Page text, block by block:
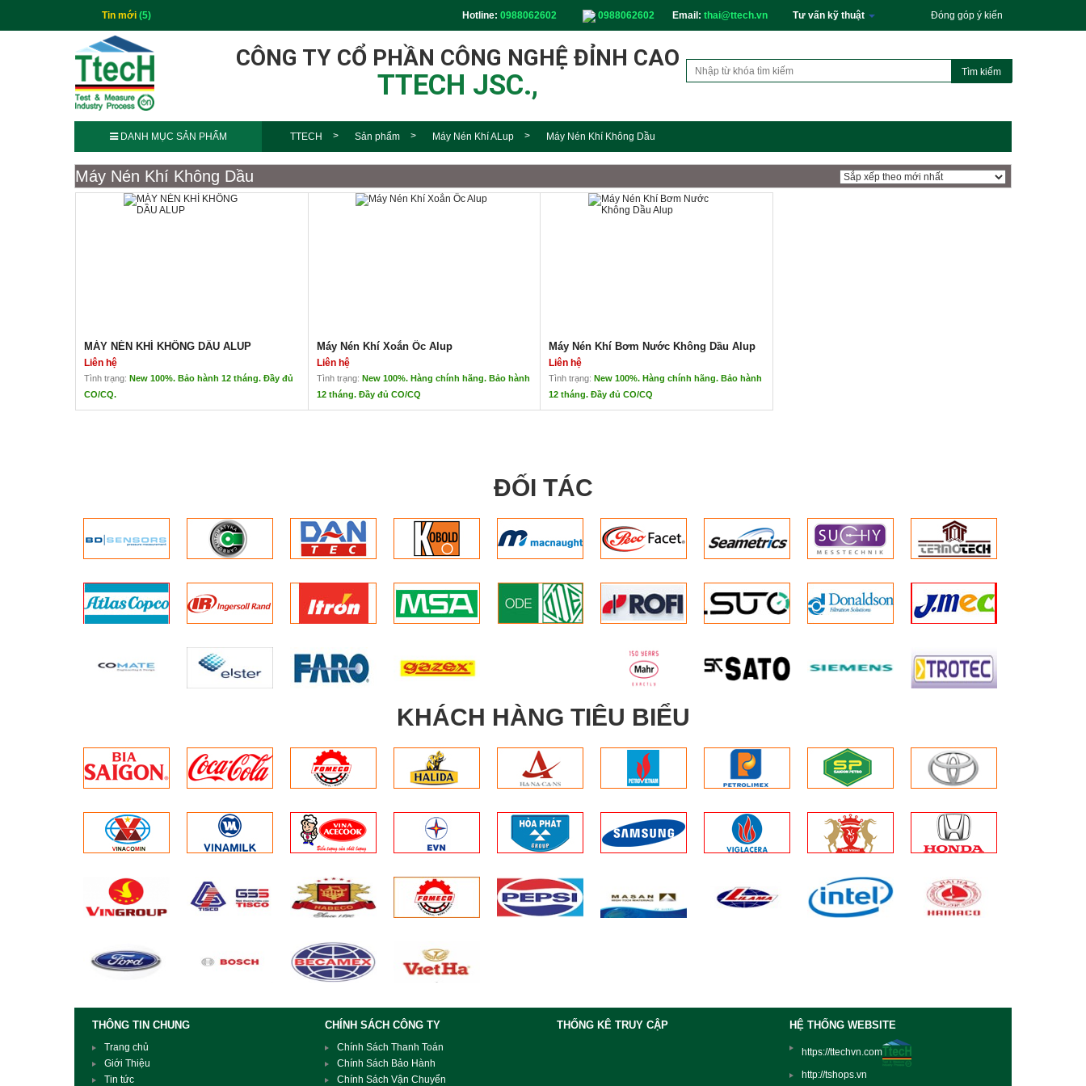
Tin mới (5) Hotline: 0988062602 0988062602 Email: thai@ttech.vn Tư vấn kỹ thuật Đóng góp ý kiến
CÔNG TY CỔ PHẦN CÔNG NGHỆ ĐỈNH CAO
TTECH JSC.,
DANH MỤC SẢN PHẨM TTECH Sản phẩm Máy Nén Khí ALup Máy Nén Khí Không Dầu
Máy Nén Khí Không Dầu
MÁY NÉN KHÍ KHÔNG DẦU ALUP
Liên hệ
Tình trạng: New 100%. Bảo hành 12 tháng. Đầy đủ
CO/CQ.
C điểm sương.
Không cần hệ thống lọc để loại bỏ
dầu dư trong toàn bộ mạng lưới khí
nén.
Có thể chọn tán âm thanh làm tùy
chọn để đảm bảo hoạt động im
lặng hơn.
Chất lượng và độ tin cậy tối thượng
Đảm bảo tuổi thọ vận hành lâu dài
với các can thiệp dịch vụ tối thiểu.
Không cần thay dầu và chi phí liên
quan đến quản lý chất thải dầu.
Máy Nén Khí Xoắn Ốc Alup
Liên hệ
Tình trạng: New 100%. Hàng chính hãng. Bảo hành
12 tháng. Đầy đủ CO/CQ
Tiêu chuẩn: level 0( Tiêu chuẩn cao nhất)
trường đại học, ứng dụng nha khoa, thực phẩm và
đồ uống.
Áp suất lên đến 10 bar.
Đầu ra từ: – 6,8 đến 147 m³ / h.
– 1,9 đến 40,8 l / s.
Mức âm thanh thấp tới 53 dB.
Vận hành êm ái, không tiếng động.
Máy Nén Khí Bơm Nước Không Dầu Alup
Liên hệ
Tình trạng: New 100%. Hàng chính hãng. Bảo hành
12 tháng. Đầy đủ CO/CQ
Đánh giá áp suất lên đến 13 bar.
Công suất từ 306 đến 504 m³ / h – 85 đến 140 l / s
Loại Máy nén hoàn hảo.
Thân thiện môi trường
Công nghệ hiện đại nhất
ĐỐI TÁC
KHÁCH HÀNG TIÊU BIỂU
THÔNG TIN CHUNG
Trang chủ
Giới Thiệu
Tin tức
CHÍNH SÁCH CÔNG TY
Chính Sách Thanh Toán
Chính Sách Bảo Hành
Chính Sách Vận Chuyển
THỐNG KÊ TRUY CẬP HỆ THỐNG WEBSITE
https://ttechvn.com
http://tshops.vn